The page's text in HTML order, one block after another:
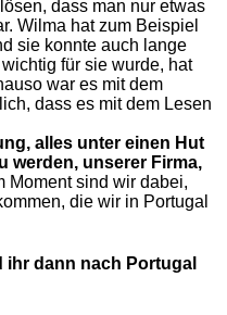
dass man nur etwas
Wilma hat zum Beispiel
sie konnte auch lange
für sie wurde, hat
war es mit dem
dass es mit dem Lesen
alles unter einen Hut
werden, unserer Firma,
Moment sind wir dabei,
die wir in Portugal
dann nach Portugal